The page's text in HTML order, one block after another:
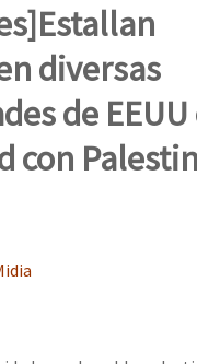
“Guerra contra a
contra a Humanidade”
contra a Humanidad”
diversas
de EEUU
con